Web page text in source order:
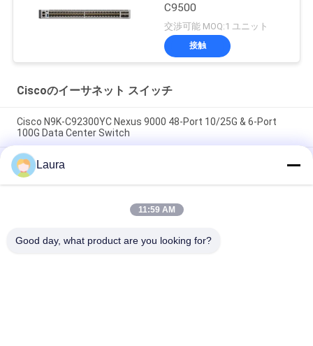
C9500
交渉可能 MOQ:1 ユニット
接触
Ciscoのイーサネット スイッチ
Cisco N9K-C92300YC Nexus 9000 48-Port 10/25G & 6-Port
100G Data Center Switch
Cisco N9K-C9236C Nexus 9000 Series 36-Port 100G QSFP28
Data Center Switch SEO Content
Cisco N9K-C92160YC-X Nexus 9200 シリーズ スイッチ | 48x
10/25G SFP28 & 12x 40/100G QSFP28 データセンター スイッ
Laura
11:59 AM
Good day, what product are you looking for?